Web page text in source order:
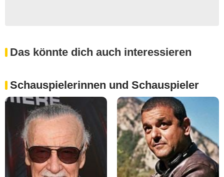
Das könnte dich auch interessieren
Schauspielerinnen und Schauspieler